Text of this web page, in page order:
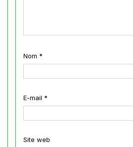
Nom *
E-mail *
Site web